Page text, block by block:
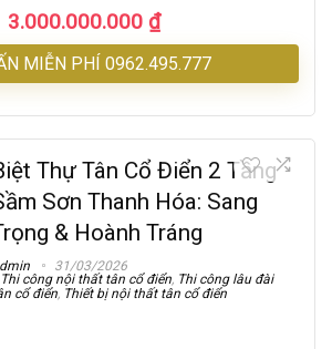
3.000.000.000 ₫
MIỄN PHÍ 0962.495.777
Thự Tân Cổ Điển 2 Tầng
Sơn Thanh Hóa: Sang
& Hoành Tráng
31/03/2026
Thi công nội thất tân cổ điển, Thi công lâu đài
cổ điển, Thiết bị nội thất tân cổ điển